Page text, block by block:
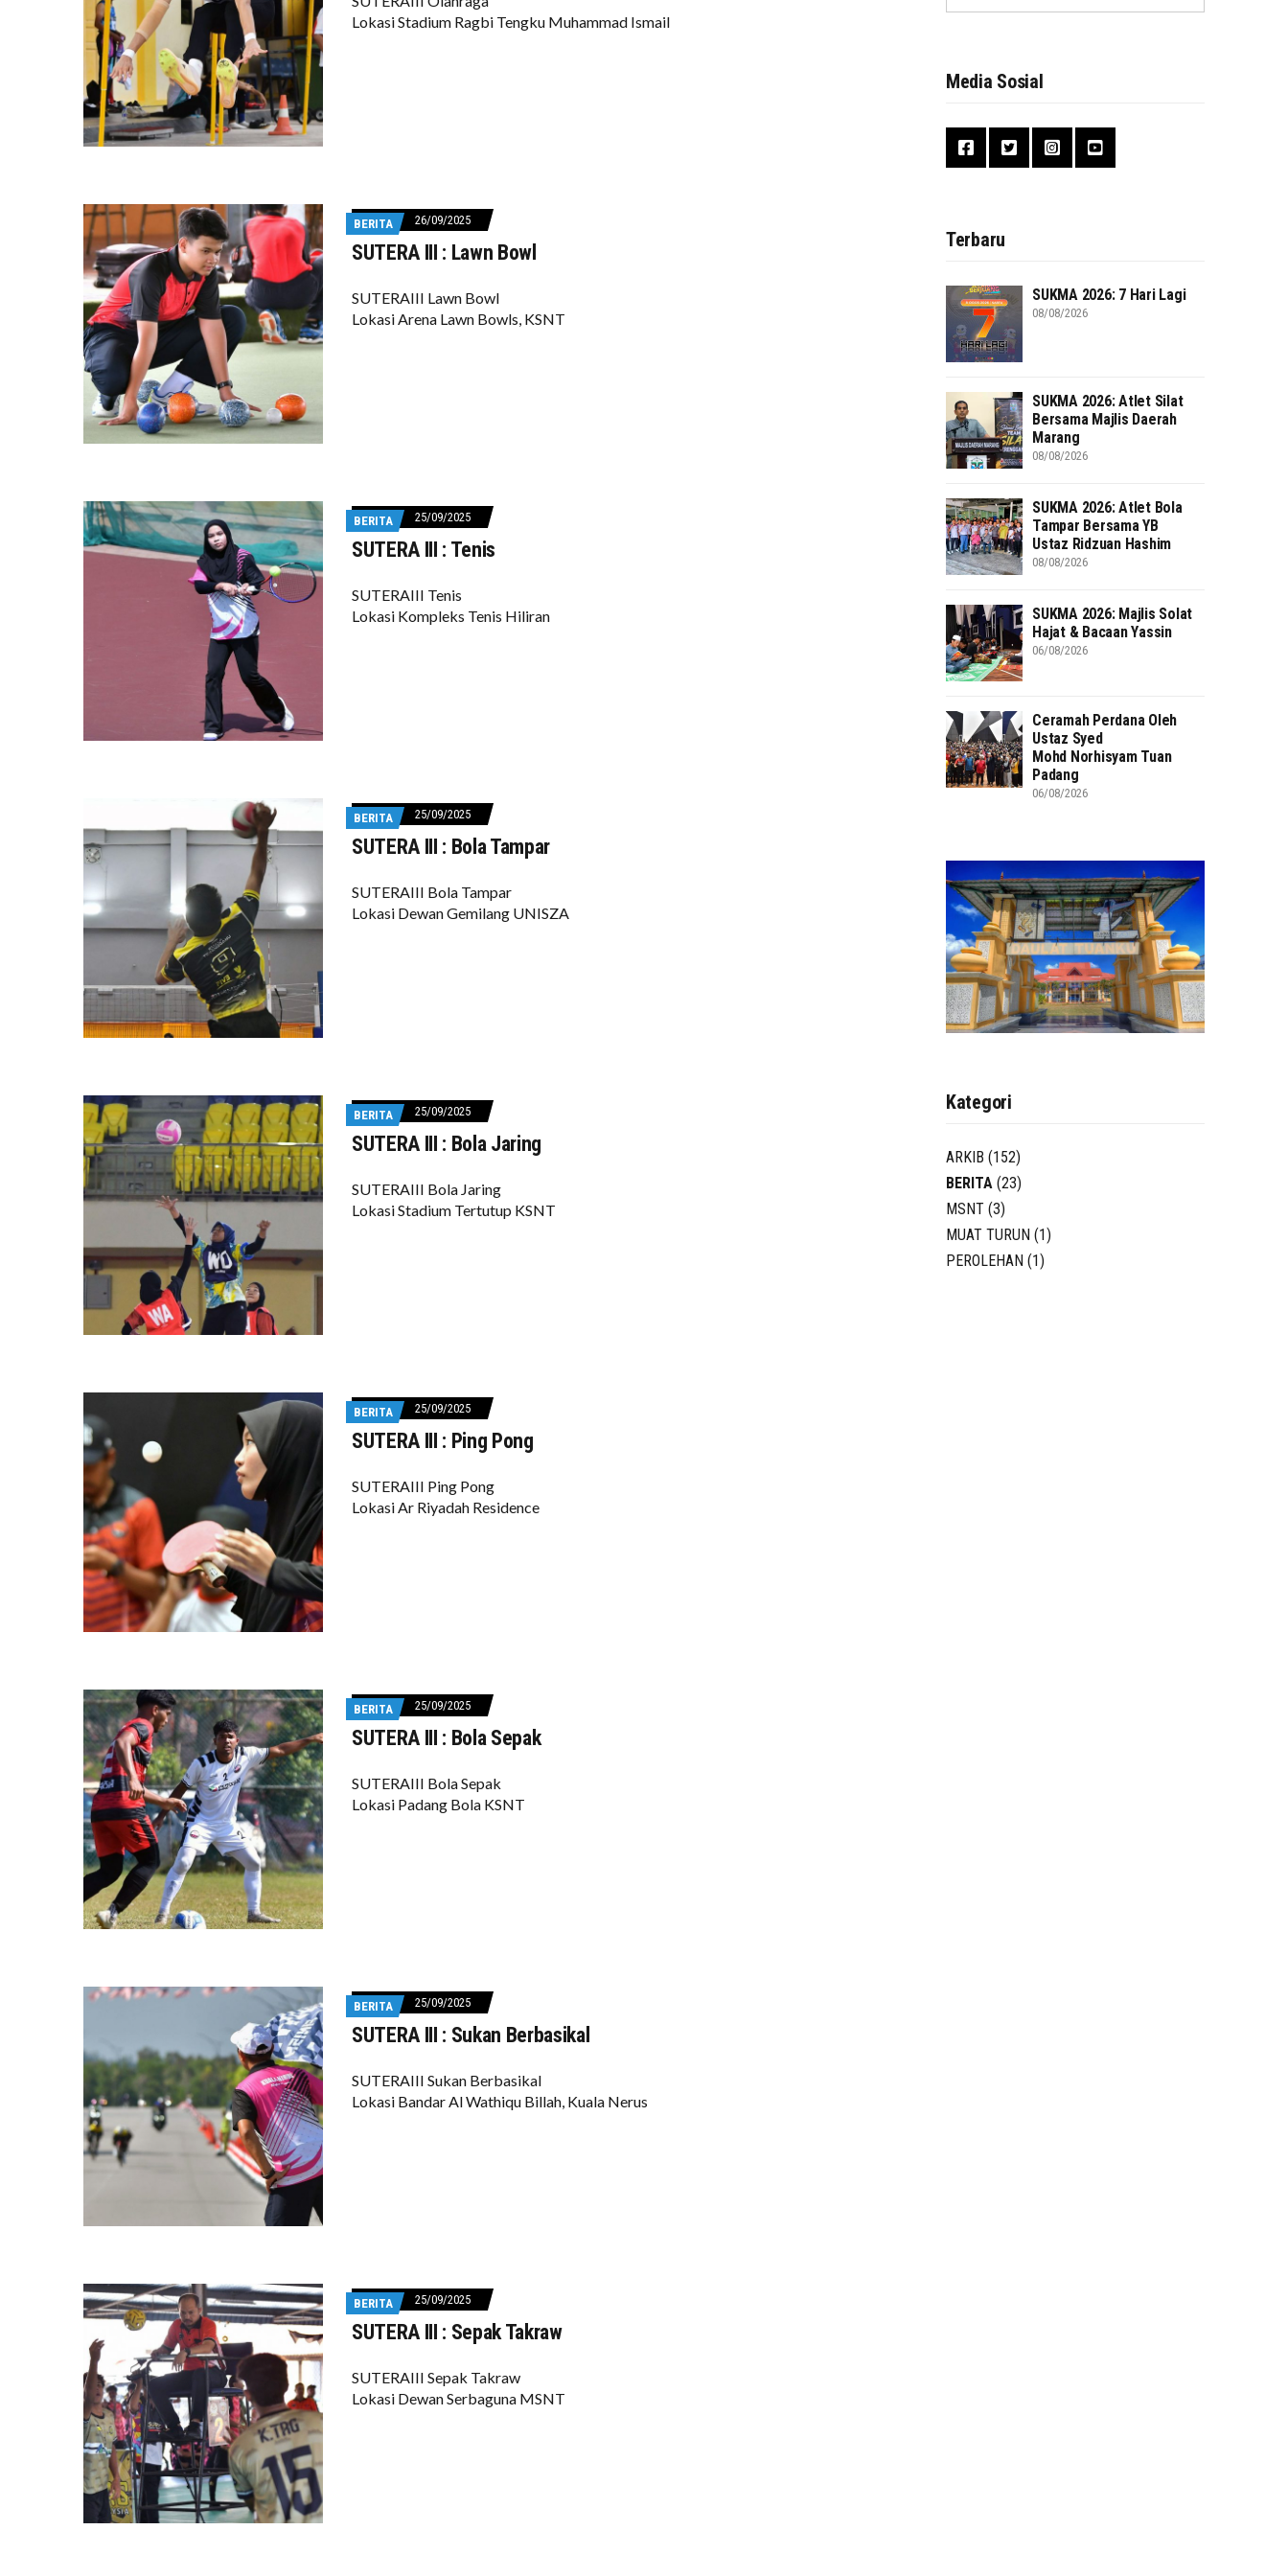
Lokasi Stadium Ragbi Tengku Muhammad Ismail
BERITA 26/09/2025
SUTERA III : Lawn Bowl
SUTERAIII Lawn Bowl
Lokasi Arena Lawn Bowls, KSNT
BERITA 25/09/2025
SUTERA III : Tenis
SUTERAIII Tenis
Lokasi Kompleks Tenis Hiliran
BERITA 25/09/2025
SUTERA III : Bola Tampar
SUTERAIII Bola Tampar
Lokasi Dewan Gemilang UNISZA
BERITA 25/09/2025
SUTERA III : Bola Jaring
SUTERAIII Bola Jaring
Lokasi Stadium Tertutup KSNT
BERITA 25/09/2025
SUTERA III : Ping Pong
SUTERAIII Ping Pong
Lokasi Ar Riyadah Residence
BERITA 25/09/2025
SUTERA III : Bola Sepak
SUTERAIII Bola Sepak
Lokasi Padang Bola KSNT
BERITA 25/09/2025
SUTERA III : Sukan Berbasikal
SUTERAIII Sukan Berbasikal
Lokasi Bandar Al Wathiqu Billah, Kuala Nerus
BERITA 25/09/2025
SUTERA III : Sepak Takraw
SUTERAIII Sepak Takraw
Lokasi Dewan Serbaguna MSNT
Media Sosial
Terbaru
SUKMA 2026: 7 Hari Lagi
08/08/2026
SUKMA 2026: Atlet Silat
Bersama Majlis Daerah
Marang
08/08/2026
SUKMA 2026: Atlet Bola
Tampar Bersama YB
Ustaz Ridzuan Hashim
08/08/2026
SUKMA 2026: Majlis Solat
Hajat & Bacaan Yassin
06/08/2026
Ceramah Perdana Oleh
Ustaz Syed
Mohd Norhisyam Tuan
Padang
06/08/2026
Kategori
ARKIB (152)
BERITA (23)
MSNT (3)
MUAT TURUN (1)
PEROLEHAN (1)